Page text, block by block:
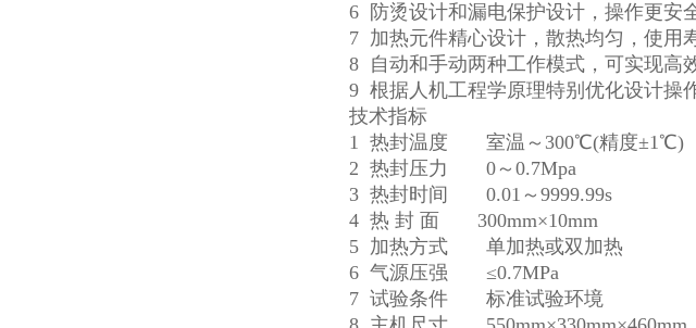
6 防烫设计和漏电保护设计，操作更安
7 加热元件精心设计，散热均匀，使用
8 自动和手动两种工作模式，可实现高
9 根据人机工程学原理特别优化设计操
技术指标
1 热封温度 室温～300℃(精度±1℃)
2 热封压力 0～0.7Mpa
3 热封时间 0.01～9999.99s
4 热 封 面 300mm×10mm
5 加热方式 单加热或双加热
6 气源压强 ≤0.7MPa
7 试验条件 标准试验环境